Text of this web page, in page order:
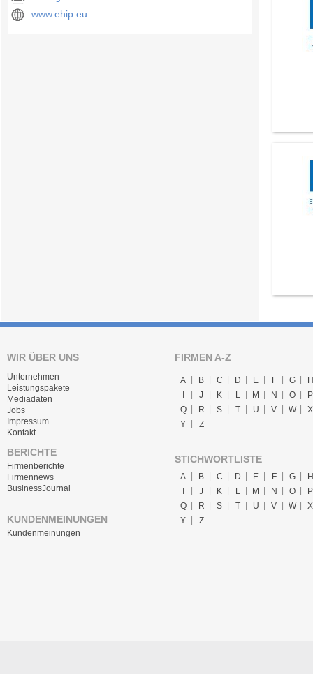
www.ehip.eu
WIR ÜBER UNS
Unternehmen
Leistungspakete
Mediadaten
Jobs
Impressum
Kontakt
BERICHTE
Firmenberichte
Firmennews
BusinessJournal
KUNDENMEINUNGEN
Kundenmeinungen
FIRMEN A-Z
A B C D E F G
H
I
J K L M N O
P
Q
R S T U V W
X
Y
Z
STICHWORTLISTE
A B C D E F G
H
J K L M N O
P
Q
R S T U V W
X
Y
Z